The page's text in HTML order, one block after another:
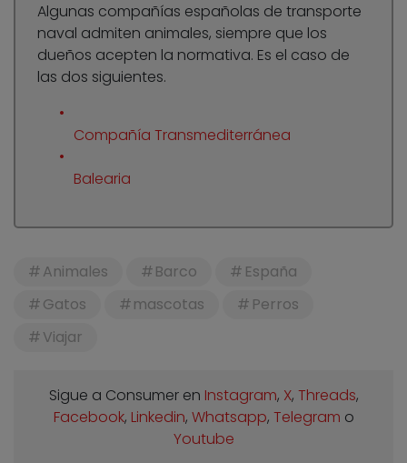
Algunas compañías españolas de transporte
naval admiten animales, siempre que los
dueños acepten la normativa. Es el caso de
las dos siguientes.
Compañía Transmediterránea
Balearia
Animales Barco
España
Gatos
mascotas
Perros
Viajar
Sigue a Consumer en Instagram, X, Threads,
Facebook, Linkedin, Whatsapp, Telegram o
Youtube